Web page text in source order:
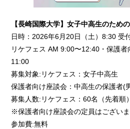
【長崎国際大学】女子中高生のため
日時：2026年6月20日（土）8:30 受
リケフェス AM 9:00〜12:40・保護
11:00
募集対象:リケフェス：女子中高生
保護者向け座談会：中高生の保護者(
募集人数:リケフェス：60名（先着順）
※保護者向け座談会の定員はござい
参加費:無料